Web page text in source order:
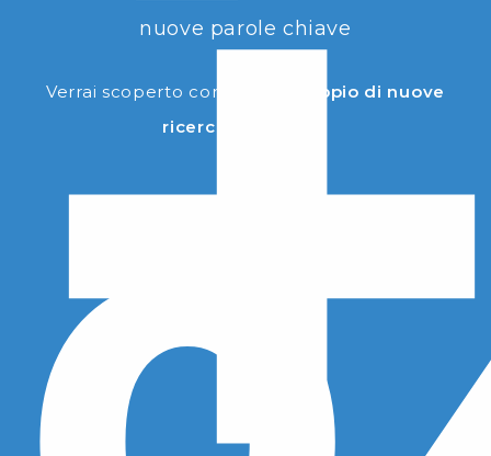
nuove parole chiave
Verrai scoperto con quasi il
doppio di nuove
ricerche in target!